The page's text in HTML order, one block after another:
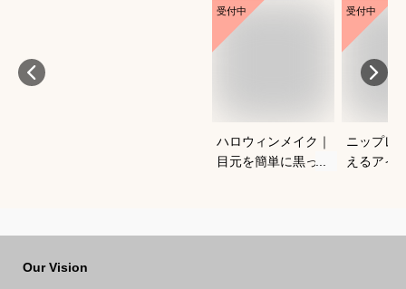
受付中
ハロウィンメイク｜
目元を簡単に黒っぽ
受付中
ニップレ
えるアイ
Our Vision